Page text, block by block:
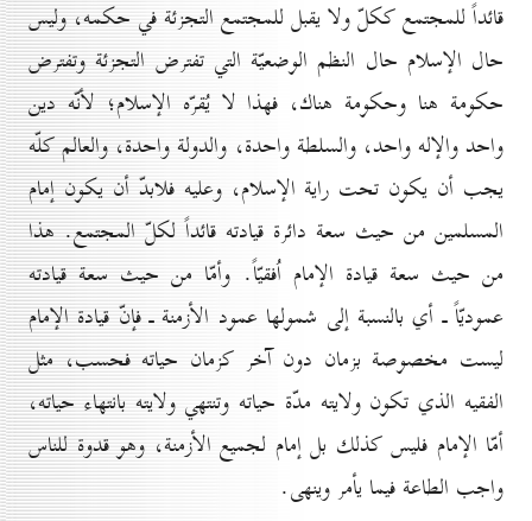
قائداً للمجتمع ككلّ ولا يقبل للمجتمع التجزئة في حكمه، وليس
حال الإسلام حال النظم الوضعيّة التي تفترض التجزئة وتفترض
حكومة هنا وحكومة هناك، فهذا لا يُقرّه الإسلام؛ لأنّه دين
واحد والإله واحد، والسلطة واحدة، والدولة واحدة، والعالم كلّه
يجب أن يكون تحت راية الإسلام، وعليه فلابدّ أن يكون إمام
المسلمين من حيث سعة دائرة قيادته قائداً لكلّ المجتمع. هذا
من حيث سعة قيادة الإمام اُفقيّاً. وأمّا من حيث سعة قيادته
عموديّاً ـ أي بالنسبة إلى شمولها عمود الأزمنة ـ فإنّ قيادة الإمام
ليست مخصوصة بزمان دون آخر كزمان حياته فحسب، مثل
الفقيه الذي تكون ولايته مدّة حياته وتنتهي ولايته بانتهاء حياته،
أمّا الإمام فليس كذلك بل إمام لجميع الأزمنة، وهو قدوة للناس
واجب الطاعة فيما يأمر وينهى.